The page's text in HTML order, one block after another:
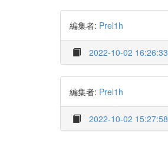
編集者: Prel1h
2022-10-02 16:26:33
編集者: Prel1h
2022-10-02 15:27:58